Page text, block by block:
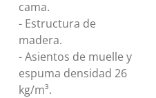
cama.
- Estructura de
madera.
- Asientos de muelle y
espuma densidad 26
kg/m³.